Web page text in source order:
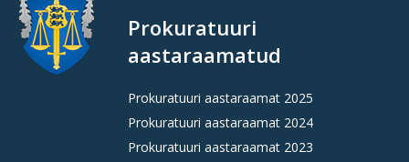
Prokuratuuri
aastaraamatud
Prokuratuuri aastaraamat 2025
Prokuratuuri aastaraamat 2024
Prokuratuuri aastaraamat 2023